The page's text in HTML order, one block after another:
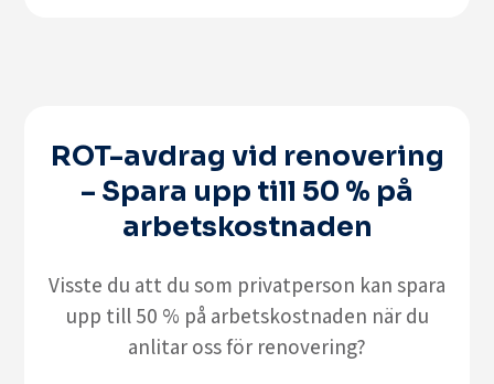
ROT-avdrag vid renovering
– Spara upp till 50 % på
arbetskostnaden
Visste du att du som privatperson kan spara
upp till 50 % på arbetskostnaden när du
anlitar oss för renovering?